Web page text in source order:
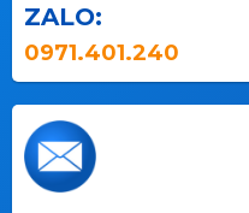
ZALO:
0971.401.240